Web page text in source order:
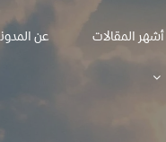
أشهر المقالات
عن